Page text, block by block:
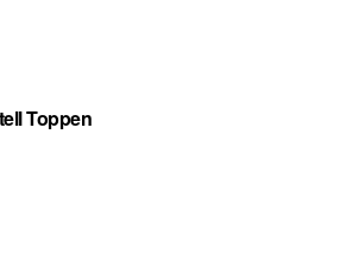
Toppen